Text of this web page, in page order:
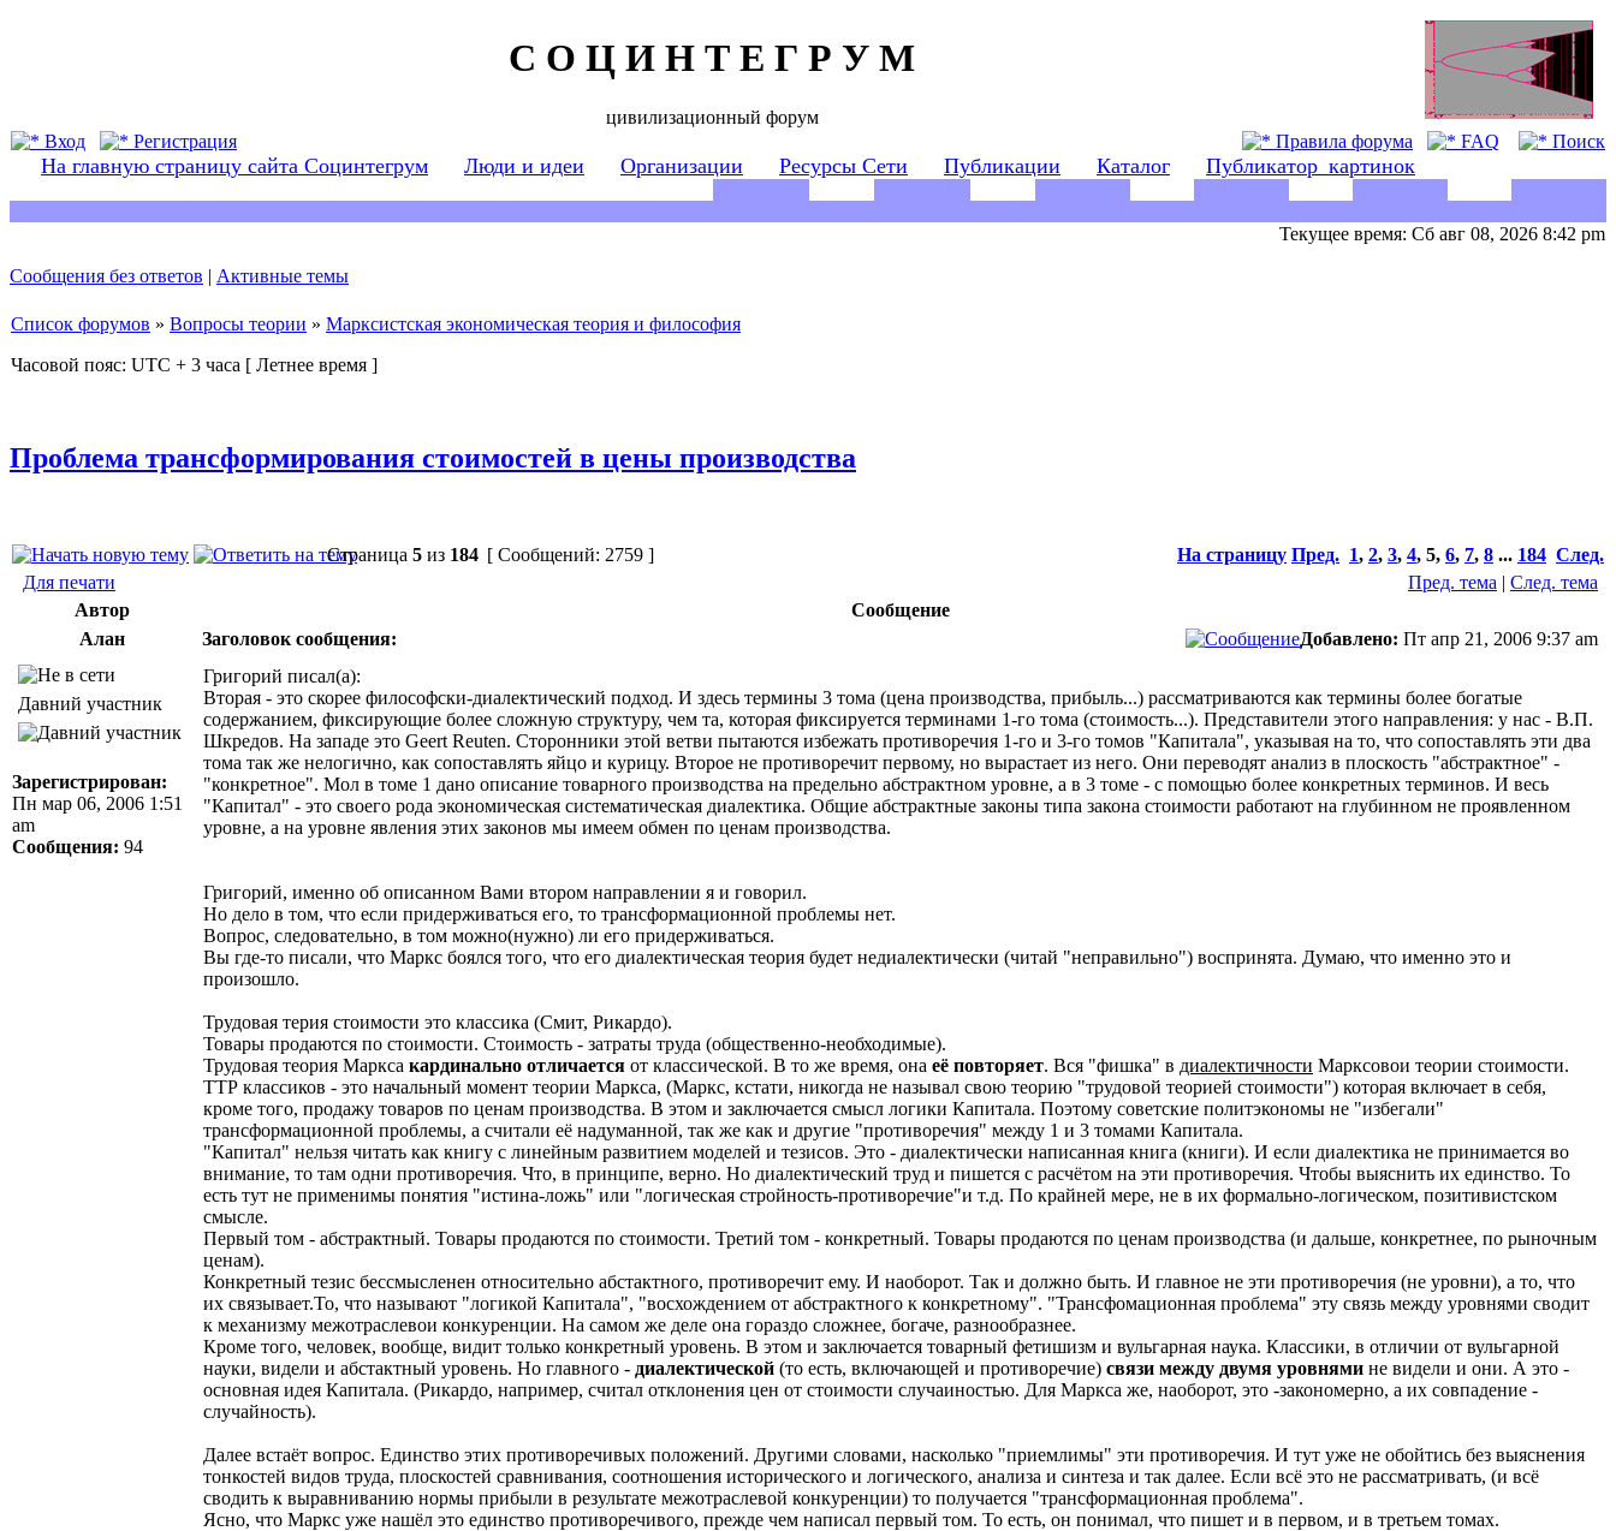
С О Ц И Н Т Е Г Р У М
цивилизационный форум
Вход
Регистрация Правила форума FAQ Поиск
На главную страницу сайта Социнтегрум Люди и идеи Организации Ресурсы Сети Публикации Каталог Публикатор_картинок
Текущее время: Сб авг 08, 2026 8:42 pm
Сообщения без ответов | Активные темы
Список форумов » Вопросы теории » Марксистская экономическая теория и философия
Часовой пояс: UTC + 3 часа [ Летнее время ]
Проблема трансформирования стоимостей в цены производства
Страница 5 из 184 [ Сообщений: 2759 ] На страницу Пред. 1, 2, 3, 4, 5, 6, 7, 8 ... 184 След.
Для печати
Пред. тема | След. тема
Автор
Сообщение
Алан
Заголовок сообщения: Добавлено: Пт апр 21, 2006 9:37 am
Давний участник
Зарегистрирован:
Пн мар 06, 2006 1:51
am
Сообщения: 94
Григорий писал(а):
Вторая - это скорее философски-диалектический подход. И здесь термины 3 тома (цена производства, прибыль...) рассматриваются как термины более богатые
содержанием, фиксирующие более сложную структуру, чем та, которая фиксируется терминами 1-го тома (стоимость...). Представители этого направления: у нас - В.П.
Шкредов. На западе это Geert Reuten. Сторонники этой ветви пытаются избежать противоречия 1-го и 3-го томов "Капитала", указывая на то, что сопоставлять эти два
тома так же нелогично, как сопоставлять яйцо и курицу. Второе не противоречит первому, но вырастает из него. Они переводят анализ в плоскость "абстрактное" -
"конкретное". Мол в томе 1 дано описание товарного производства на предельно абстрактном уровне, а в 3 томе - с помощью более конкретных терминов. И весь
"Капитал" - это своего рода экономическая систематическая диалектика. Общие абстрактные законы типа закона стоимости работают на глубинном не проявленном
уровне, а на уровне явления этих законов мы имеем обмен по ценам производства.
Григорий, именно об описанном Вами втором направлении я и говорил.
Но дело в том, что если придерживаться его, то трансформационной проблемы нет.
Вопрос, следовательно, в том можно(нужно) ли его придерживаться.
Вы где-то писали, что Маркс боялся того, что его диалектическая теория будет недиалектически (читай "неправильно") воспринята. Думаю, что именно это и
произошло.
Трудовая терия стоимости это классика (Смит, Рикардо).
Товары продаются по стоимости. Стоимость - затраты труда (общественно-необходимые).
Трудовая теория Маркса кардинально отличается от классической. В то же время, она её повторяет. Вся "фишка" в диалектичности Марксовои теории стоимости.
ТТР классиков - это начальный момент теории Маркса, (Маркс, кстати, никогда не называл свою теорию "трудовой теорией стоимости") которая включает в себя,
кроме того, продажу товаров по ценам производства. В этом и заключается смысл логики Капитала. Поэтому советские политэкономы не "избегали"
трансформационной проблемы, а считали её надуманной, так же как и другие "противоречия" между 1 и 3 томами Капитала.
"Капитал" нельзя читать как книгу с линейным развитием моделей и тезисов. Это - диалектически написанная книга (книги). И если диалектика не принимается во
внимание, то там одни противоречия. Что, в принципе, верно. Но диалектический труд и пишется с расчётом на эти противоречия. Чтобы выяснить их единство. То
есть тут не применимы понятия "истина-ложь" или "логическая стройность-противоречие"и т.д. По крайней мере, не в их формально-логическом, позитивистском
смысле.
Первый том - абстрактный. Товары продаются по стоимости. Третий том - конкретный. Товары продаются по ценам производства (и дальше, конкретнее, по рыночным
ценам).
Конкретный тезис бессмысленен относительно абстактного, противоречит ему. И наоборот. Так и должно быть. И главное не эти противоречия (не уровни), а то, что
их связывает.То, что называют "логикой Капитала", "восхождением от абстрактного к конкретному". "Трансфомационная проблема" эту связь между уровнями сводит
к механизму межотраслевои конкуренции. На самом же деле она гораздо сложнее, богаче, разнообразнее.
Кроме того, человек, вообще, видит только конкретный уровень. В этом и заключается товарный фетишизм и вульгарная наука. Классики, в отличии от вульгарной
науки, видели и абстактный уровень. Но главного - диалектической (то есть, включающей и противоречие) связи между двумя уровнями не видели и они. А это -
основная идея Капитала. (Рикардо, например, считал отклонения цен от стоимости случаиностью. Для Маркса же, наоборот, это -закономерно, а их совпадение -
случайность).
Далее встаёт вопрос. Единство этих противоречивых положений. Другими словами, насколько "приемлимы" эти противоречия. И тут уже не обойтись без выяснения
тонкостей видов труда, плоскостей сравнивания, соотношения исторического и логического, анализа и синтеза и так далее. Если всё это не рассматривать, (и всё
сводить к выравниванию нормы прибыли в результате межотраслевой конкуренции) то получается "трансформационная проблема".
Ясно, что Маркс уже нашёл это единство противоречивого, прежде чем написал первый том. То есть, он понимал, что пишет и в первом, и в третьем томах.